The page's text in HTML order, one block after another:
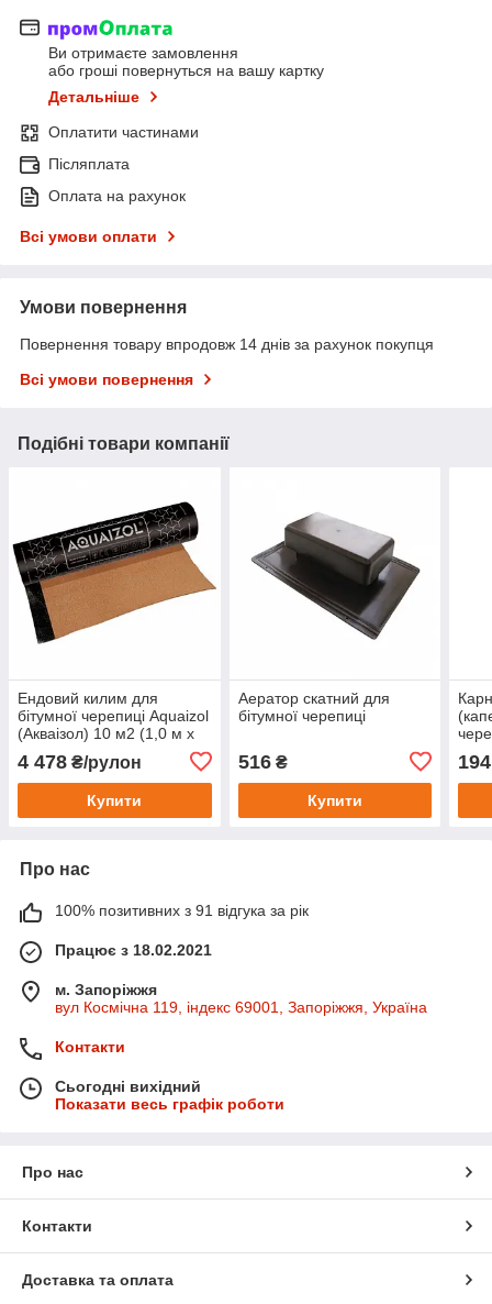
Ви отримаєте замовлення
або гроші повернуться на вашу картку
Детальніше
Оплатити частинами
Післяплата
Оплата на рахунок
Всі умови оплати
Умови повернення
Повернення товару впродовж 14 днів за рахунок покупця
Всі умови повернення
Подібні товари компанії
Ендовий килим для
бітумної черепиці Aquaizol
(Акваізол) 10 м2 (1,0 м x
4 478 ₴/рулон
Купити
Аератор скатний для
бітумної черепиці
516₴
Купити
194
Про нас
100% позитивних з 91 відгука за рік
Працює з 18.02.2021
м. Запоріжжя
вул Космічна 119, індекс 69001, Запоріжжя, Україна
Контакти
Сьогодні вихідний
Показати весь графік роботи
Про нас
Контакти
Доставка та оплата